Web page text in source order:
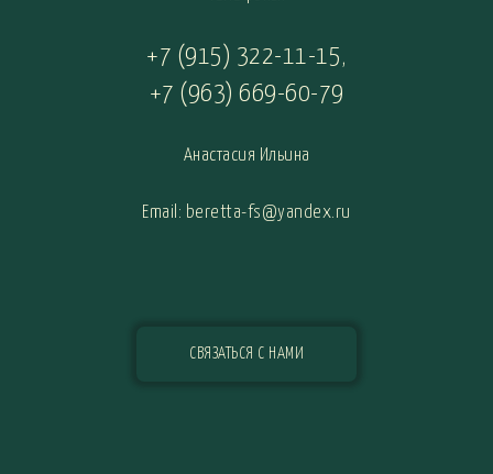
+7 (915) 322-11-15,
+7 (963) 669-60-79
Анастасия Ильина
Email: beretta-fs@yandex.ru
СВЯЗАТЬСЯ С НАМИ